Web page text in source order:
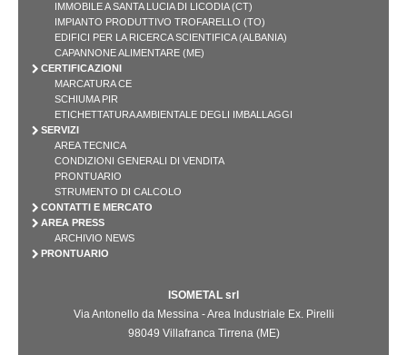
IMMOBILE A SANTA LUCIA DI LICODIA (CT)
IMPIANTO PRODUTTIVO TROFARELLO (TO)
EDIFICI PER LA RICERCA SCIENTIFICA (ALBANIA)
CAPANNONE ALIMENTARE (ME)
CERTIFICAZIONI
MARCATURA CE
SCHIUMA PIR
ETICHETTATURA AMBIENTALE DEGLI IMBALLAGGI
SERVIZI
AREA TECNICA
CONDIZIONI GENERALI DI VENDITA
PRONTUARIO
STRUMENTO DI CALCOLO
CONTATTI E MERCATO
AREA PRESS
ARCHIVIO NEWS
PRONTUARIO
ISOMETAL srl
Via Antonello da Messina - Area Industriale Ex. Pirelli
98049 Villafranca Tirrena (ME)